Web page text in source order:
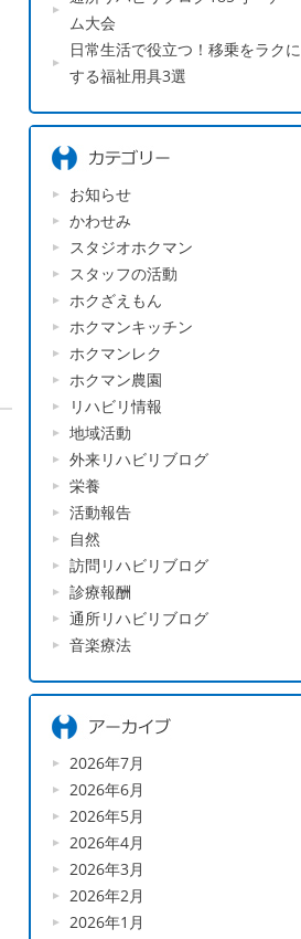
ム大会
日常生活で役立つ！移乗をラクに
する福祉用具3選
お知らせ
かわせみ
スタジオホクマン
スタッフの活動
ホクざえもん
ホクマンキッチン
ホクマンレク
ホクマン農園
リハビリ情報
地域活動
外来リハビリブログ
栄養
活動報告
自然
訪問リハビリブログ
診療報酬
通所リハビリブログ
音楽療法
2026年7月
2026年6月
2026年5月
2026年4月
2026年3月
2026年2月
2026年1月